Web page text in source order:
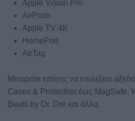
Apple Vision Pro
AirPods
Apple TV 4K
HomePod
AirTag
Μπορείτε επίσης να επιλέξετε
Cases & Protection έως MagSafe,
Beats by Dr. Dre και άλλα.